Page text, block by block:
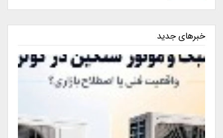
خبرهای جدید